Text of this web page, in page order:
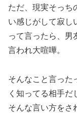
ただ、現実そっち
い感じがして寂し
って言ったら、男
言われ大喧嘩。
そんなこと言った
く知ってる相手だ
そんな言い方をさ